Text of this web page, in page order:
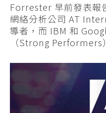
Forrester 早前發表報
網絡分析公司 AT
導者，而 IBM 和
（Strong Performers